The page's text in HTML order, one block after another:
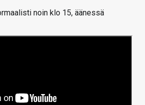
noin klo 15, äänessä